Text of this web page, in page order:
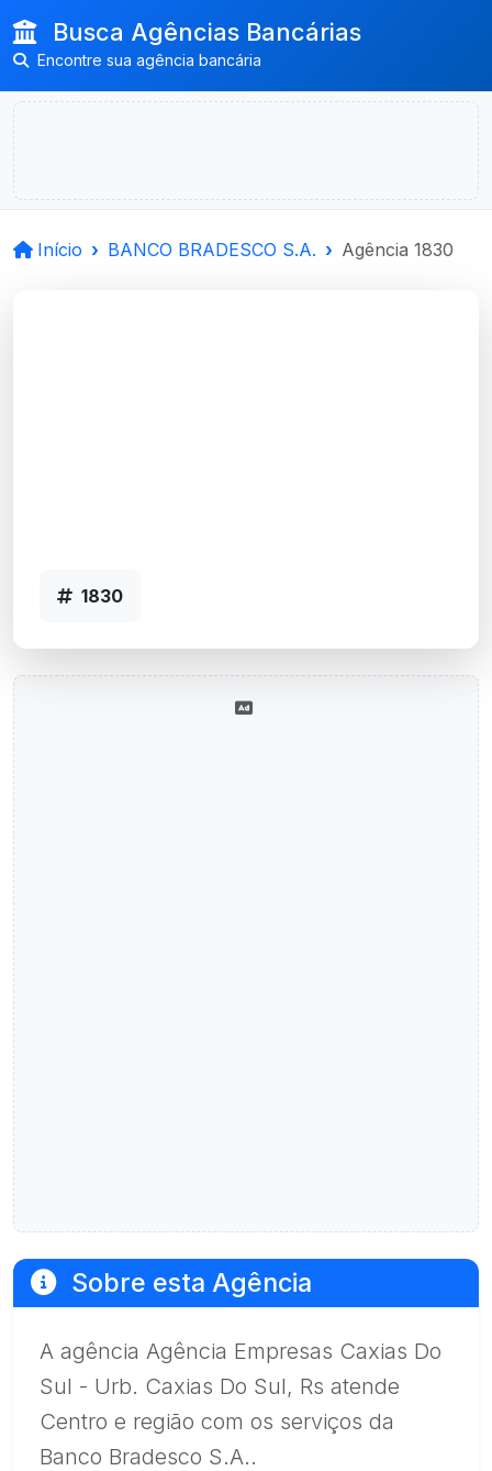
Busca Agências Bancárias
Encontre sua agência bancária
Início BANCO BRADESCO S.A. Agência 1830
1830
Sobre esta Agência
A agência Agência Empresas Caxias Do
Sul - Urb. Caxias Do Sul, Rs atende
Centro e região com os serviços da
Banco Bradesco S.A..